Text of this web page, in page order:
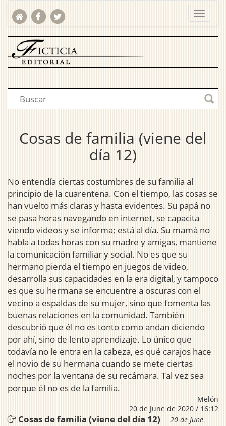
Cosas de familia (viene del
día 12)
No entendía ciertas costumbres de su familia al
principio de la cuarentena. Con el tiempo, las cosas se
han vuelto más claras y hasta evidentes. Su papá no
se pasa horas navegando en internet, se capacita
viendo videos y se informa; está al día. Su mamá no
habla a todas horas con su madre y amigas, mantiene
la comunicación familiar y social. No es que su
hermano pierda el tiempo en juegos de video,
desarrolla sus capacidades en la era digital, y tampoco
es que su hermana se encuentre a oscuras con el
vecino a espaldas de su mujer, sino que fomenta las
buenas relaciones en la comunidad. También
descubrió que él no es tonto como andan diciendo
por ahí, sino de lento aprendizaje. Lo único que
todavía no le entra en la cabeza, es qué carajos hace
el novio de su hermana cuando se mete ciertas
noches por la ventana de su recámara. Tal vez sea
porque él no es de la familia.
Melón
20 de June de 2020 / 16:12
Cosas de familia (viene del día 12)
20 de June